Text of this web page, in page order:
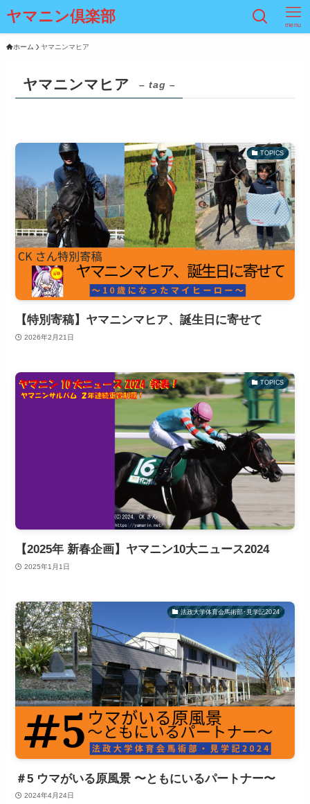
ヤマニン倶楽部 menu
ホーム ヤマニンマヒア
ヤマニンマヒア – tag –
TOPICS
【特別寄稿】ヤマニンマヒア、誕生日に寄せて
2026年2月21日
TOPICS
【2025年 新春企画】ヤマニン10大ニュース2024
2025年1月1日
法政大学体育会馬術部･見学記2024
＃5 ウマがいる原風景 〜ともにいるパートナー〜
2024年4月24日